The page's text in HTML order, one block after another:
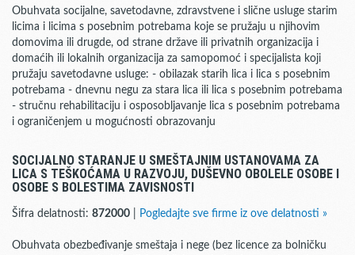
Obuhvata socijalne, savetodavne, zdravstvene i slične usluge starim
licima i licima s posebnim potrebama koje se pružaju u njihovim
domovima ili drugde, od strane države ili privatnih organizacija i
domaćih ili lokalnih organizacija za samopomoć i specijalista koji
pružaju savetodavne usluge: - obilazak starih lica i lica s posebnim
potrebama - dnevnu negu za stara lica ili lica s posebnim potrebama
- stručnu rehabilitaciju i osposobljavanje lica s posebnim potrebama
i ograničenjem u mogućnosti obrazovanju
SOCIJALNO STARANJE U SMEŠTAJNIM USTANOVAMA ZA
LICA S TEŠKOĆAMA U RAZVOJU, DUŠEVNO OBOLELE OSOBE I
OSOBE S BOLESTIMA ZAVISNOSTI
Šifra delatnosti: 872000 Pogledajte sve firme iz ove delatnosti »
Obuhvata obezbeđivanje smeštaja i nege (bez licence za bolničku